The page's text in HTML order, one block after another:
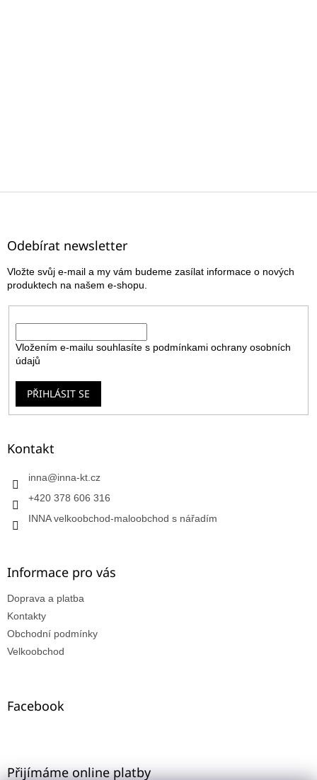
Z
Odebírat newsletter
Vložte svůj e-mail a my vám budeme zasílat informace o nových
produktech na našem e-shopu.
Vložením e-mailu souhlasíte s podmínkami ochrany osobních
údajů
PŘIHLÁSIT SE
Kontakt
inna@inna-kt.cz
+420 378 606 316
INNA velkoobchod-maloobchod s nářadím
Informace pro vás
Doprava a platba
Kontakty
Obchodní podmínky
Velkoobchod
Facebook
Přijímáme online platby